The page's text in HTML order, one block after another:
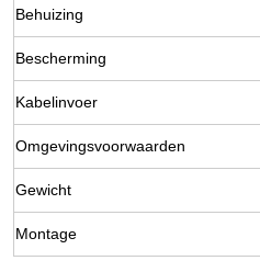
Behuizing
Bescherming
Kabelinvoer
Omgevingsvoorwaarden
Gewicht
Montage